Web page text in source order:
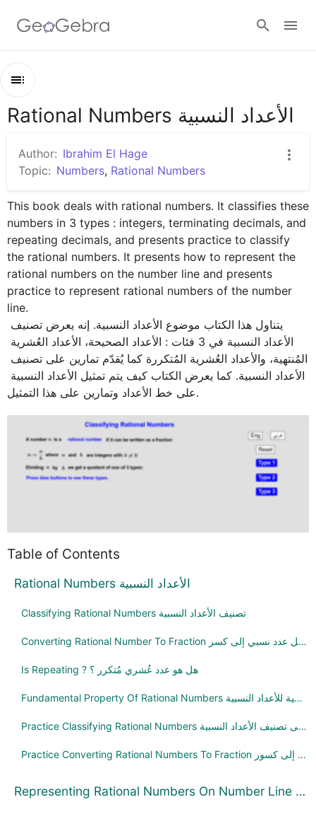
Google Classroom
Outline
Rational Numbers الأعداد النسبية
Rational Numbers الأعداد النسبية
Author: Ibrahim El Hage
Topic: Numbers, Rational Numbers
This book deals with rational numbers. It classifies these
numbers in 3 types : integers, terminating decimals, and
repeating decimals, and presents practice to classify
the rational numbers. It presents how to represent the
rational numbers on the number line and presents
practice to represent rational numbers of the number
line.
على خط الأعداد وتمارين على هذا التمثيل.
Table of Contents
Rational Numbers الأعداد النسبية
Classifying Rational Numbers تصنيف الأعداد النسبية
Converting Rational Number To Fraction تحويل عدد نسبي إلى كسر
Is Repeating ? هل هو عدد عُشري مُتكرر ؟
Fundamental Property Of Rational Numbers خاصية أساسية للأعداد النسبية
Practice Classifying Rational Numbers تمارين على تصنيف الأعداد النسبية
Practice Converting Rational Numbers To Fraction تمارين على تحويل الأعداد النسبية إلى كسور
Representing Rational Numbers On Number Line تمثيل الأعداد النسبية على خط الأعداد